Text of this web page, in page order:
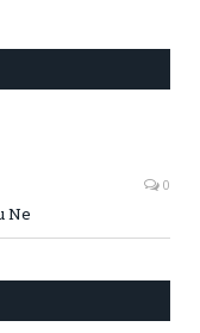
0
Ne